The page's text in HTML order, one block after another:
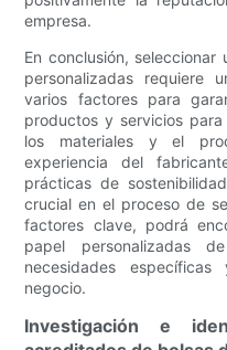
empresa.
En conclusión,
personalizadas requiere
varios factores para
productos y servicios
los materiales y el
experiencia del
prácticas de
crucial en el proceso de
factores clave, podrá
papel personalizadas
necesidades
negocio.
Investigación e